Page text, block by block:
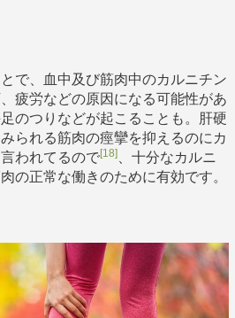
で、血中及び筋肉中のカルニチン
疲労などの原因になる可能性があ
のつりなどが起こることも。肝硬
られる筋肉の痙攣を抑えるのにカ
われてるので[18]、十分なカルニ
の正常な働きのために有効です。